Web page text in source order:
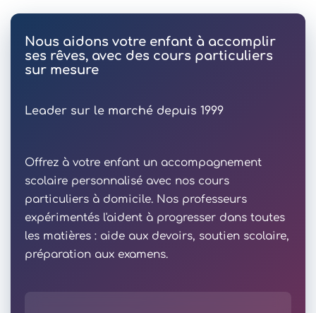
Nous aidons votre enfant à accomplir
ses rêves, avec des cours particuliers
sur mesure
Leader sur le marché depuis 1999
Offrez à votre enfant un accompagnement
scolaire personnalisé avec nos cours
particuliers à domicile. Nos professeurs
expérimentés l'aident à progresser dans toutes
les matières : aide aux devoirs, soutien scolaire,
préparation aux examens.